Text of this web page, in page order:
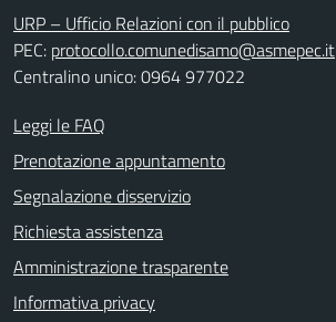
URP – Ufficio Relazioni con il pubblico
PEC: protocollo.comunedisamo@asmepec.it
Centralino unico: 0964 977022
Leggi le FAQ
Prenotazione appuntamento
Segnalazione disservizio
Richiesta assistenza
Amministrazione trasparente
Informativa privacy